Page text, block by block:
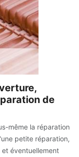
de
même la réparation
petite réparation,
éventuellement